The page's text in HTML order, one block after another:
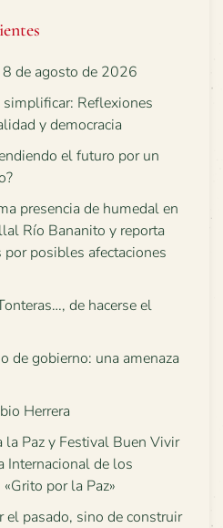
8 de agosto de 2026
Reflexiones
y democracia
el futuro por un
presencia de humedal en
Río Bananito y reporta
posibles afectaciones
de hacerse el
de gobierno: una amenaza
Herrera
la Paz y Festival Buen Vivir
Internacional de los
por la Paz»
el pasado, sino de construir